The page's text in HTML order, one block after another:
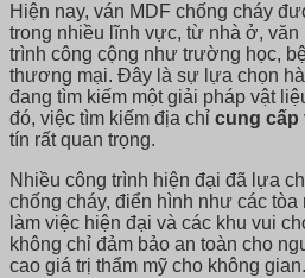
Hiện nay, ván MDF chống cháy
trong nhiều lĩnh vực, từ nhà ở, văn
trình công cộng như trường học,
thương mại. Đây là sự lựa chọn
đang tìm kiếm một giải pháp vật
đó, việc tìm kiếm địa chỉ cung cấp
tín rất quan trọng.
Nhiều công trình hiện đại đã lựa
chống cháy, điển hình như các tòa
làm việc hiện đại và các khu vui
không chỉ đảm bảo an toàn cho
cao giá trị thẩm mỹ cho không gian.